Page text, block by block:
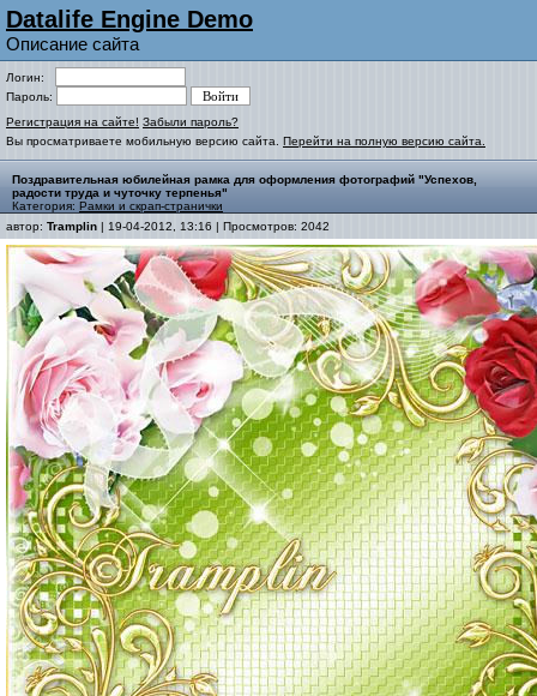
Datalife Engine Demo
Описание сайта
Логин:
Пароль:
Регистрация на сайте! Забыли пароль?
Вы просматриваете мобильную версию сайта. Перейти на полную версию сайта.
Поздравительная юбилейная рамка для оформления фотографий "Успехов,
радости труда и чуточку терпенья"
Категория: Рамки и скрап-странички
автор: Tramplin | 19-04-2012, 13:16 | Просмотров: 2042